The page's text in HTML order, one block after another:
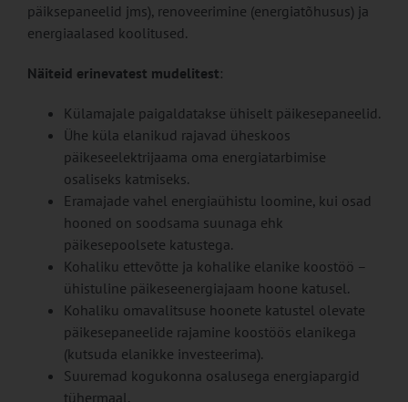
päiksepaneelid jms), renoveerimine (energiatõhusus) ja
energiaalased koolitused.
Näiteid erinevatest mudelitest:
Külamajale paigaldatakse ühiselt päikesepaneelid.
Ühe küla elanikud rajavad üheskoos
päikeseelektrijaama oma energiatarbimise
osaliseks katmiseks.
Eramajade vahel energiaühistu loomine, kui osad
hooned on soodsama suunaga ehk
päikesepoolsete katustega.
Kohaliku ettevõtte ja kohalike elanike koostöö –
ühistuline päikeseenergiajaam hoone katusel.
Kohaliku omavalitsuse hoonete katustel olevate
päikesepaneelide rajamine koostöös elanikega
(kutsuda elanikke investeerima).
Suuremad kogukonna osalusega energiapargid
tühermaal.